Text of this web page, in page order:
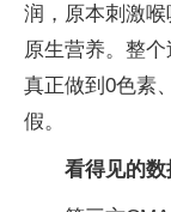
润，原本刺激
原生营养。整
真正做到0色素
假。
看得见的